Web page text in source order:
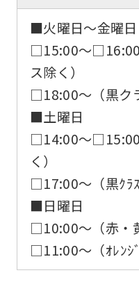
■火曜日〜金曜日
□15:00〜
ス除く）
□18:00〜（黒ク
■土曜日
□14:00〜
く）
□17:00〜（黒ｸﾗｽ
■日曜日
□10:00〜（赤・
□11:00〜（ｵﾚﾝｼ